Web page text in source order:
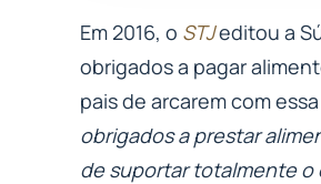
Em 2016, o STJeditou a
obrigados a pagar
pais de arcarem com
obrigados a prestar
de suportar totalmente o